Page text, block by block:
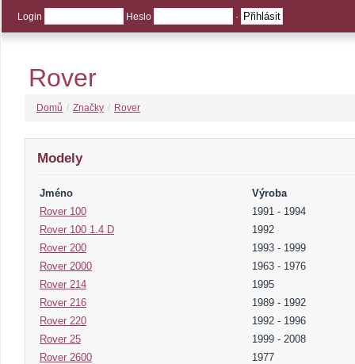
Login Heslo ·
Rover
Domů / Značky / Rover
Modely
Jméno
Výroba
Rover 100
1991 - 1994
Rover 100 1.4 D
1992
Rover 200
1993 - 1999
Rover 2000
1963 - 1976
Rover 214
1995
Rover 216
1989 - 1992
Rover 220
1992 - 1996
Rover 25
1999 - 2008
Rover 2600
1977